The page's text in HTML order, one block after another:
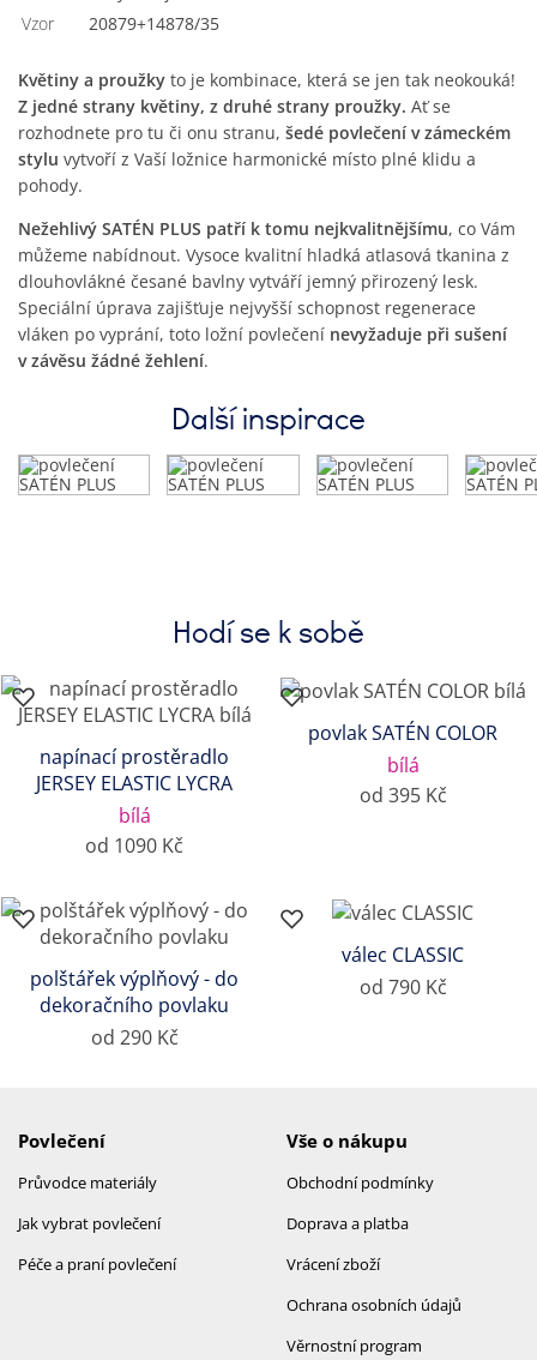
Vzor
20879+14878/35
Květiny a proužky to je kombinace, která se jen tak neokouká!
Z jedné strany květiny, z druhé strany proužky. Ať se
rozhodnete pro tu či onu stranu, šedé povlečení v zámeckém
stylu vytvoří z Vaší ložnice harmonické místo plné klidu a
pohody.
Nežehlivý SATÉN PLUS patří k tomu nejkvalitnějšímu, co Vám
můžeme nabídnout. Vysoce kvalitní hladká atlasová tkanina z
dlouhovlákné česané bavlny vytváří jemný přirozený lesk.
Speciální úprava zajišťuje nejvyšší schopnost regenerace
vláken po vyprání, toto ložní povlečení nevyžaduje při sušení
v závěsu žádné žehlení.
Další inspirace
Hodí se k sobě
napínací prostěradlo
JERSEY ELASTIC LYCRA
bílá
od 1090 Kč
povlak SATÉN COLOR
bílá
od 395 Kč
polštářek výplňový - do
dekoračního povlaku
od 290 Kč
válec CLASSIC
od 790 Kč
Povlečení
Průvodce materiály
Jak vybrat povlečení
Péče a praní povlečení
Vše o nákupu
Obchodní podmínky
Doprava a platba
Vrácení zboží
Ochrana osobních údajů
Věrnostní program